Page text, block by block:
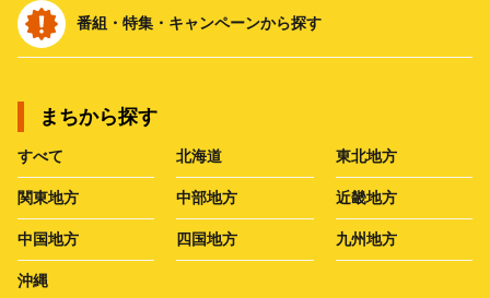
番組・特集・キャンペーンから探す
まちから探す
すべて 北海道 東北地方
関東地方 中部地方 近畿地方
中国地方 四国地方 九州地方
沖縄